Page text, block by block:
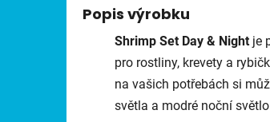
Popis výrobku
Shrimp Set Day & Night je
pro rostliny, krevety a
na vašich potřebách si
světla a modré noční